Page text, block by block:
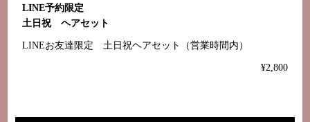
LINE予約限定
土日祝 ヘアセット
LINEお友達限定 土日祝ヘアセット（営業時間内）
¥2,800